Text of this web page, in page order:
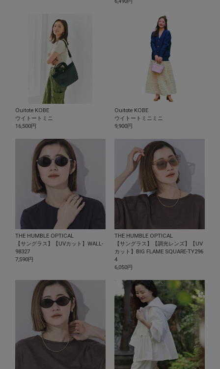
Ouitote KOBE
ウイトートミニ
16,500円
Ouitote KOBE
ウイトートミニミニ
9,900円
THE HUMBLE OPTICAL
【サングラス】【UVカット】WALL-
98327
7,590円
THE HUMBLE OPTICAL
【サングラス】【調光レンズ】【UV
カット】BIG FLAME SQUARE-TY296
4
6,050円